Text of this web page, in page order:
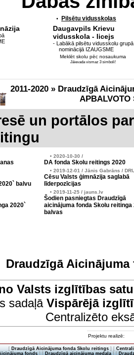
• Pilsētu vidusskolas
Daugavpils Krievu
vidusskola - licejs
- Labākā pilsētu vidusskolu grupā
nominācijā IZAUGSME
Meklēt skolu pēc nosaukuma
Jāievada vismaz 3 simboli!
2011-2020 » Draudzīgā
APBALVOTO
un portālos
balvu
2020`
• 2020-10-30 /
DA fonda Skolu reitings 2020
• 2019-12-01 / Jānis Gabrāns /
Cēsu Valsts ģimnāzija saglabā
līderpozīcijas
• 2019-11-25 / jauns.lv
Šodien pasniegtas Draudzīgā
aicinājuma fonda Skolu reitinga
balvas
Draudzīgā
Valsts izglītības
sadaļā Vispārējā
Centralizēto
Projektu realizē:
[ Draudzīgā Aicinājuma fonda Skolu reitings] [
fonds] [Draudzīgā aicinājuma medaļa] [